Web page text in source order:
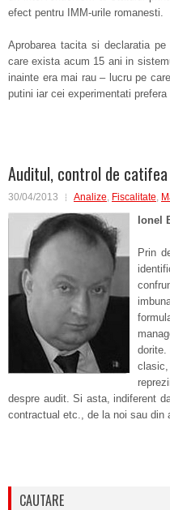
efect pentru IMM-urile romanesti.
Aprobarea tacita si declaratia
care exista acum 15 ani in
inainte era mai rau – lucru pe
putini iar cei experimentati prefera
Auditul, control de catifea
30/04/2013 Analize, Fiscalitate,
Ionel
Prin
despre audit. Si asta, indiferent
contractual etc., de la noi sau din
CAUTARE